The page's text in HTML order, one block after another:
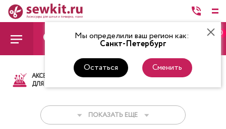
Мы определили ваш регион как:
Санкт-Петербург
Остаться Сменить
0
АКСЕССУАРЫ
ДЛЯ ШИТЬЯ
ТКАНИ НИТКИ
ПОКАЗАТЬ ЕЩЕ